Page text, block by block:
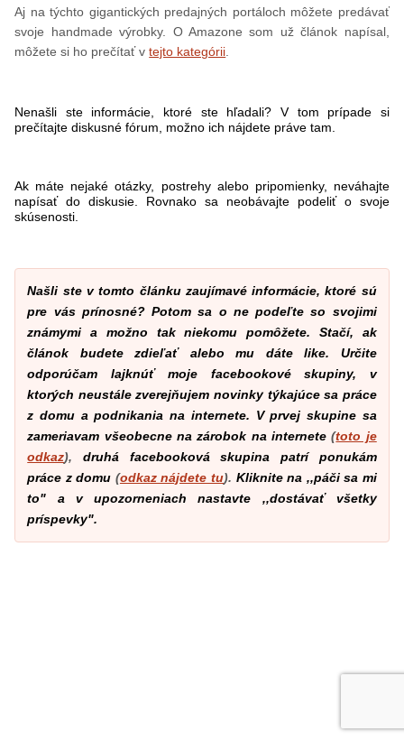
Aj na týchto gigantických predajných portáloch môžete predávať
svoje handmade výrobky. O Amazone som už článok napísal,
môžete si ho prečítať vtejto kategórii
Nenašli ste informácie, ktoré ste hľadali? V tom prípade si
prečítajte diskusné fórum, možno ich nájdete práve tam.
Ak máte nejaké otázky, postrehy alebo pripomienky, neváhajte
napísať do diskusie. Rovnako sa neobávajte podeliť o svoje
skúsenosti.
Našli ste v tomto článku zaujímavé informácie, ktoré sú
pre vás prínosné? Potom sa o ne podeľte so svojimi
známymi a možno tak niekomu pomôžete. Stačí, ak
článok budete zdieľať alebo mu dáte like. Určite
odporúčam lajknúť moje facebookové skupiny, v
ktorých neustále zverejňujem novinky týkajúce sa práce
z domu a podnikania na internete. V prvej skupine sa
zameriavam všeobecne na zárobok na internete (toto je
odkaz), druhá facebooková skupina patrí ponukám
práce z domu (odkaz nájdete tu). Kliknite na ,,páči sa mi
to" a v upozorneniach nastavte ,,dostávať všetky
príspevky".